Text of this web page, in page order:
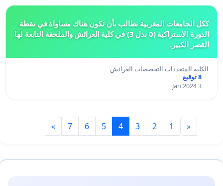
ككل الجامعات المغربية نطالب بأن تكون هناك مساواة في نقطة
الدورة الاستراكية (0 بدل 3) في كلية العرائش والملحقة التابعة لها
القصر الكبير.
الكلية المتعددات التخصصات العرائش
8 توقيع
3 Jan 2024
«
1
2
3
4
5
6
7
»